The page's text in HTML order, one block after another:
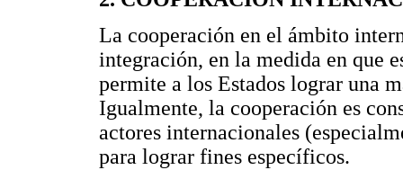
La cooperación en el ámbito
integración, en la medida en que
permite a los Estados lograr una
Igualmente, la cooperación es
actores internacionales
para lograr fines específicos.